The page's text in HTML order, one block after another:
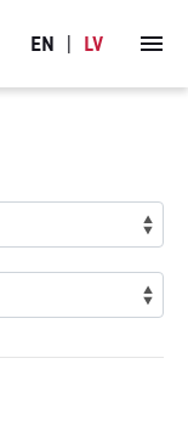
EN LV